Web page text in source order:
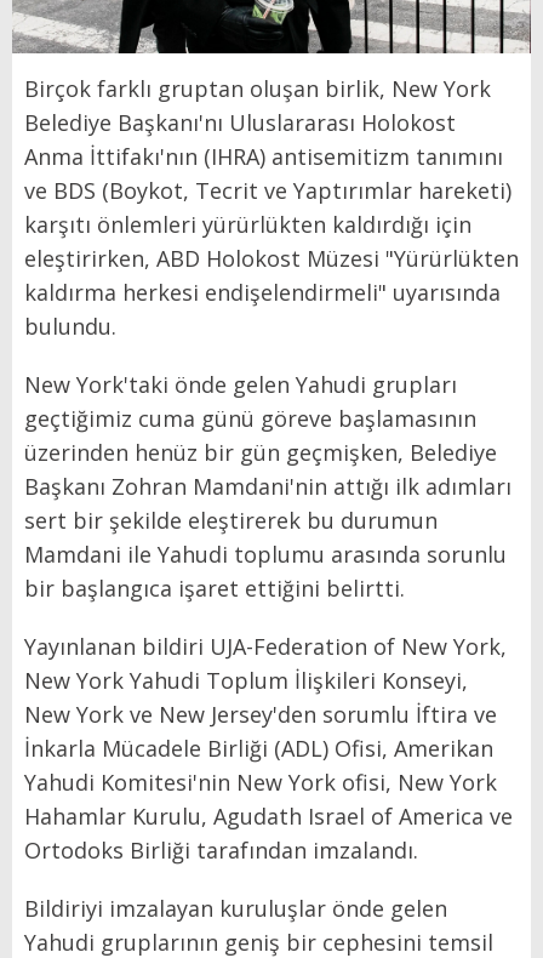
Birçok farklı gruptan oluşan birlik, New York
Belediye Başkanı'nı Uluslararası Holokost
Anma İttifakı'nın (IHRA) antisemitizm tanımını
ve BDS (Boykot, Tecrit ve Yaptırımlar hareketi)
karşıtı önlemleri yürürlükten kaldırdığı için
eleştirirken, ABD Holokost Müzesi "Yürürlükten
kaldırma herkesi endişelendirmeli" uyarısında
bulundu.
New York'taki önde gelen Yahudi grupları
geçtiğimiz cuma günü göreve başlamasının
üzerinden henüz bir gün geçmişken, Belediye
Başkanı Zohran Mamdani'nin attığı ilk adımları
sert bir şekilde eleştirerek bu durumun
Mamdani ile Yahudi toplumu arasında sorunlu
bir başlangıca işaret ettiğini belirtti.
Yayınlanan bildiri UJA-Federation of New York,
New York Yahudi Toplum İlişkileri Konseyi,
New York ve New Jersey'den sorumlu İftira ve
İnkarla Mücadele Birliği (ADL) Ofisi, Amerikan
Yahudi Komitesi'nin New York ofisi, New York
Hahamlar Kurulu, Agudath Israel of America ve
Ortodoks Birliği tarafından imzalandı.
Bildiriyi imzalayan kuruluşlar önde gelen
Yahudi gruplarının geniş bir cephesini temsil